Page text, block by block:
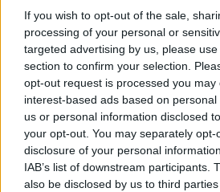
If you wish to opt-out of the sale,
processing of your personal or
targeted advertising by us, please
section to confirm your selection.
opt-out request is processed you may
interest-based ads based on
us or personal information disclosed
your opt-out. You may separately
disclosure of your personal
IAB’s list of downstream participants.
also be disclosed by us to third
ΑΛΛΑ #TAGS
Καραγκιόζης
θέατρο
Ντίνος Χριστιανόπουλος
Θανάσης Σπυρόπουλος